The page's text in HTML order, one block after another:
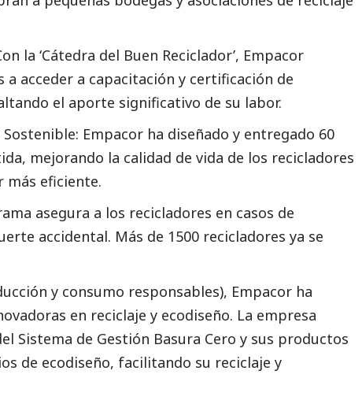
la ‘Cátedra del Buen Reciclador’, Empacor
a acceder a capacitación y certificación de
el aporte significativo de su labor.
Empacor ha diseñado y entregado 60
mejorando la calidad de vida de los recicladores
más eficiente.
asegura a los recicladores en casos de
accidental. Más de 1500 recicladores ya se
y consumo responsables), Empacor ha
en reciclaje y ecodiseño. La empresa
Sistema de Gestión Basura Cero y sus productos
de ecodiseño, facilitando su reciclaje y